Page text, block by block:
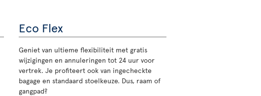
Eco Flex
Geniet van ultieme flexibiliteit met gratis
wijzigingen en annuleringen tot 24 uur voor
vertrek. Je profiteert ook van ingecheckte
bagage en standaard stoelkeuze. Dus, raam of
gangpad?